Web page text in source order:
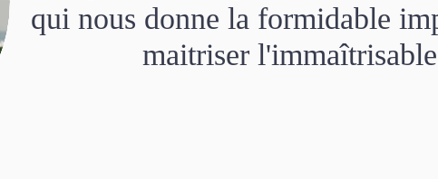
qui nous donne la formidable
maitriser